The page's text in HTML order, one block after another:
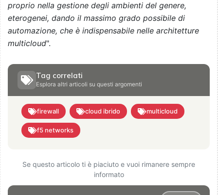
proprio nella gestione degli ambienti del genere,
eterogenei, dando il massimo grado possibile di
automazione, che è indispensabile nelle architetture
multicloud".
Tag correlati
Esplora altri articoli su questi argomenti
firewall cloud ibrido multicloud
f5 networks
Se questo articolo ti è piaciuto e vuoi rimanere sempre
informato